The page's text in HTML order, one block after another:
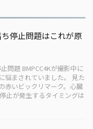
停止問題はこれが原
問題 BMPCC4Kが撮影中に
悩まされていました。 見た
赤いビックリマーク。心臓
止が発生するタイミングは